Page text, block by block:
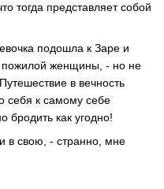
тогда представляет собой
подошла к Заре и
пожилой женщины, - но не
в вечность
себя к самому себе
как угодно!
в свою, - странно, мне